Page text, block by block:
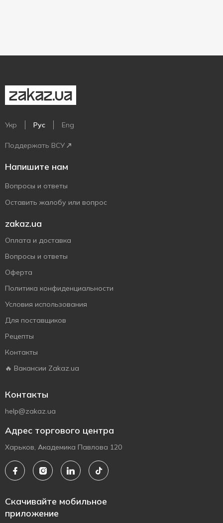
Укр Рус Eng
Поддержать ВСУ
Напишите нам
Вопросы и ответы
Оставить жалобу или вопрос
zakaz.ua
Оплата и доставка
Вопросы и ответы
Оферта
Политика конфиденциальности
Условия использования
Для поставщиков
Рецепты
Контакты
🔥 Вакансии Zakaz.ua
Контакты
help@zakaz.ua
Адрес торгового центра
Харьков, Академика Павлова 120
Скачивайте мобильное
приложение